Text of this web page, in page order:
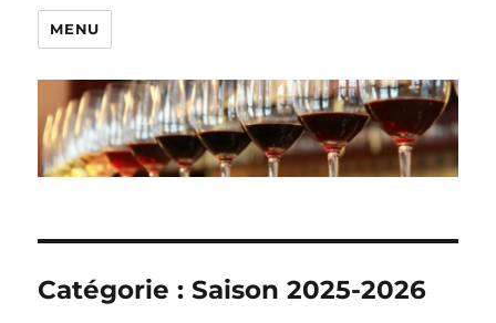
MENU
Catégorie :Saison 2025-2026